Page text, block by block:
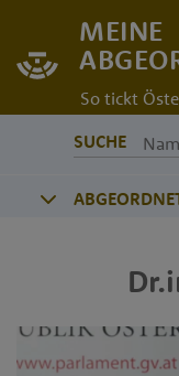
MEINE
So tickt
SUCHE